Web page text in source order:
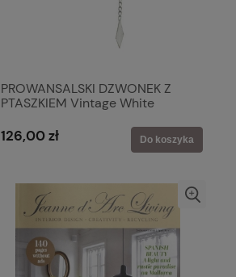
PROWANSALSKI DZWONEK Z
PTASZKIEM Vintage White
126,00 zł Do koszyka